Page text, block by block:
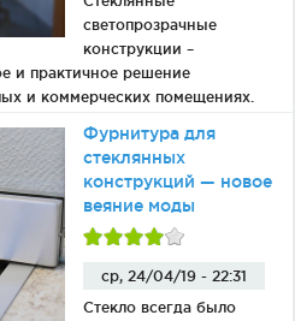
светопрозрачные
конструкции –
и практичное решение
и коммерческих помещениях.
Фурнитура для
стеклянных
конструкций — новое
веяние моды
ср, 24/04/19 - 22:31
Стекло всегда было